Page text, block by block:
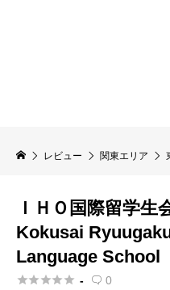
レビュー 関東エリア
ＩＨＯ国際留学生
Kokusai
Language School
 -  0